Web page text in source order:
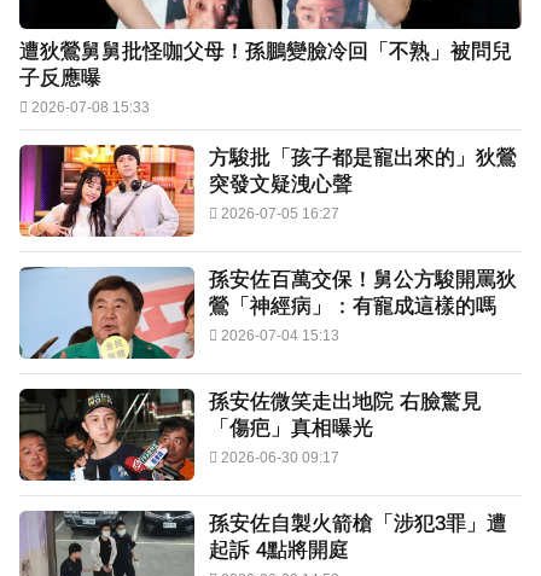
遭狄鶯舅舅批怪咖父母！孫鵬變臉冷回「不熟」被問兒
子反應曝
2026-07-08 15:33
方駿批「孩子都是寵出來的」狄鶯
突發文疑洩心聲
2026-07-05 16:27
孫安佐百萬交保！舅公方駿開罵狄
鶯「神經病」：有寵成這樣的嗎
2026-07-04 15:13
孫安佐微笑走出地院 右臉驚見
「傷疤」真相曝光
2026-06-30 09:17
孫安佐自製火箭槍「涉犯3罪」遭
起訴 4點將開庭